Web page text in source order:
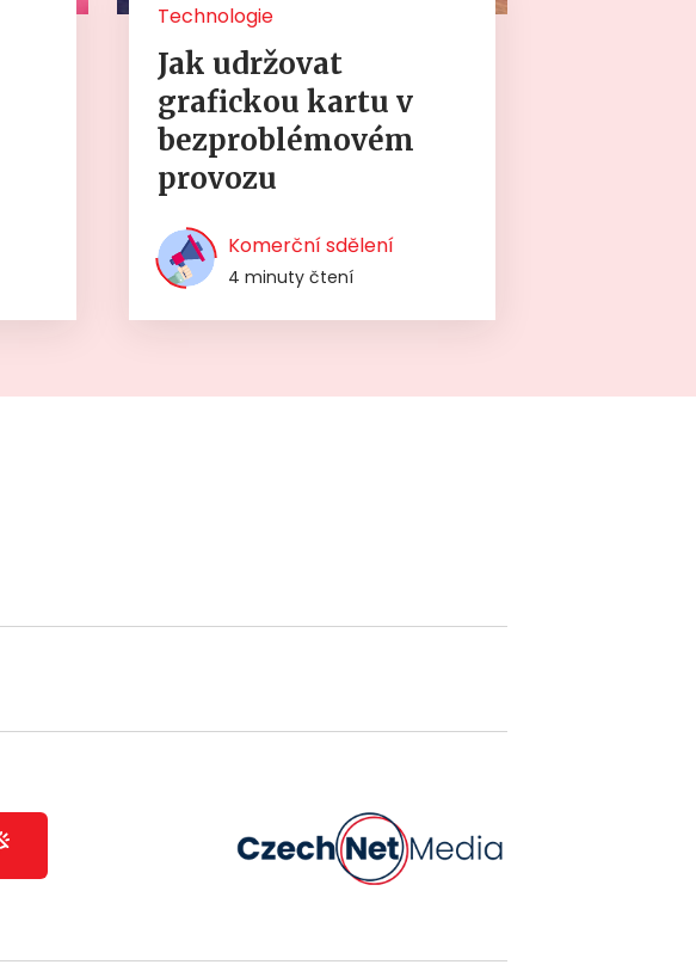
Technologie
Jak udržovat
grafickou kartu v
bezproblémovém
provozu
Komerční sdělení
4 minuty čtení